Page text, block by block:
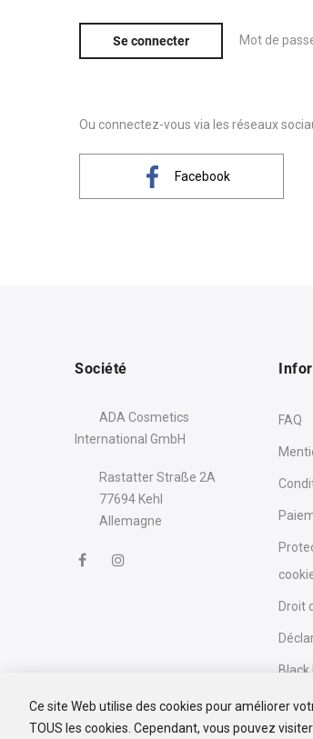
Se connecter Mot de
Ou connectez-vous via les réseaux
Facebook
Société
ADA Cosmetics
International GmbH
Rastatter Straße 2A
77694 Kehl
Allemagne
FAQ
Droit
Black
Ce site Web utilise des cookies pour améliorer
TOUS les cookies. Cependant, vous pouvez